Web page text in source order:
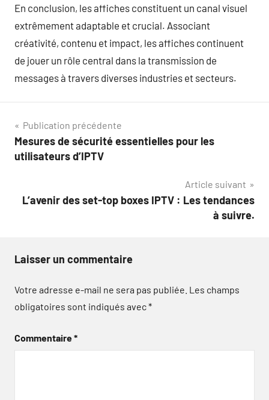
En conclusion, les affiches constituent un canal visuel
extrêmement adaptable et crucial. Associant
créativité, contenu et impact, les affiches continuent
de jouer un rôle central dans la transmission de
messages à travers diverses industries et secteurs.
Navigation
de
Publication précédente
Mesures de sécurité essentielles pour les
utilisateurs d’IPTV
Article suivant
L’avenir des set-top boxes IPTV : Les tendances
à suivre.
Laisser un commentaire
Votre adresse e-mail ne sera pas publiée. Les champs
obligatoires sont indiqués avec*
Commentaire*